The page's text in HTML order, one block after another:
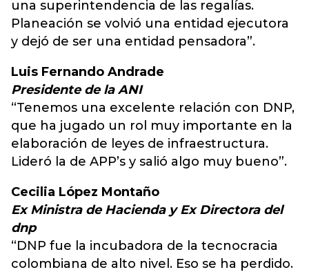
una superintendencia de las regalías.
Planeación se volvió una entidad ejecutora
y dejó de ser una entidad pensadora”.
Luis Fernando Andrade
Presidente de la ANI
“Tenemos una excelente relación con DNP,
que ha jugado un rol muy importante en la
elaboración de leyes de infraestructura.
Lideró la de APP’s y salió algo muy bueno”.
Cecilia López Montaño
Ex Ministra de Hacienda y Ex Directora del
dnp
“DNP fue la incubadora de la tecnocracia
colombiana de alto nivel. Eso se ha perdido.